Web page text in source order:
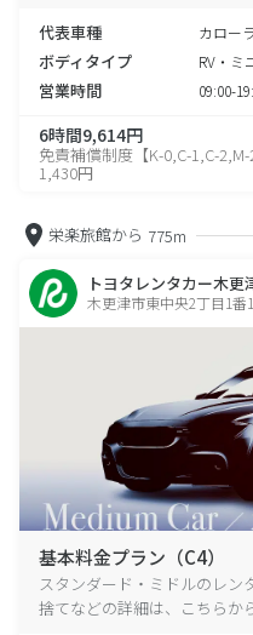
代表車種 カロー
ボディタイプ RV・ミ
営業時間 09:00-
6時間9,614円
免責補償制度【K-0,C-1,C-2,M-
1,430円
栄楽旅館から 775m
トヨタレンタカー木更
木更津市東中央2丁目1番
基本料金プラン（C4）
スタンダード・ミドルのレン
捨てなどの詳細は、こちらか